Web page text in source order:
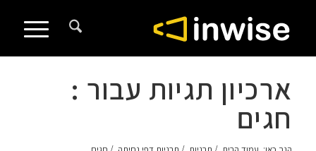
ארכיון תגיות עבור :
חגים